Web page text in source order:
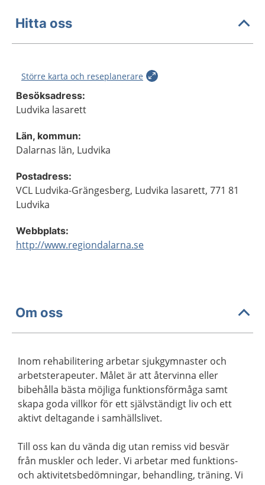
Hitta oss
Större karta och reseplanerare
Besöksadress:
Ludvika lasarett
Län, kommun:
Dalarnas län, Ludvika
Postadress:
VCL Ludvika-Grängesberg, Ludvika lasarett, 771 81
Ludvika
Webbplats:
http://www.regiondalarna.se
Om oss
Inom rehabilitering arbetar sjukgymnaster och
arbetsterapeuter. Målet är att återvinna eller
bibehålla bästa möjliga funktionsförmåga samt
skapa goda villkor för ett självständigt liv och ett
aktivt deltagande i samhällslivet.
Till oss kan du vända dig utan remiss vid besvär
från muskler och leder. Vi arbetar med funktions-
och aktivitetsbedömningar, behandling, träning. Vi